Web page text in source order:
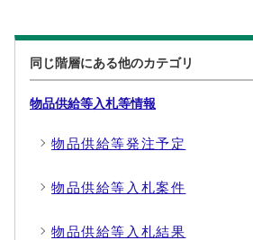
同じ階層にある他のカテゴリ
物品供給等入札等情報
物品供給等発注予定
物品供給等入札案件
物品供給等入札結果